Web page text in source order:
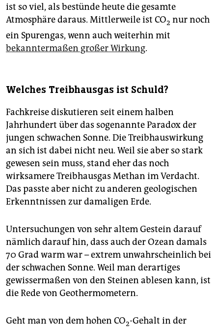
ist so viel, als bestünde heute die gesamte
Atmosphäre daraus. Mittlerweile ist CO2 nur noch
ein Spurengas, wenn auch weiterhin mit
bekanntermaßen großer Wirkung.
Welches Treibhausgas ist Schuld?
Fachkreise diskutieren seit einem halben
Jahrhundert über das sogenannte Paradox der
jungen schwachen Sonne. Die Treibhauswirkung
an sich ist dabei nicht neu. Weil sie aber so stark
gewesen sein muss, stand eher das noch
wirksamere Treibhausgas Methan im Verdacht.
Das passte aber nicht zu anderen geologischen
Erkenntnissen zur damaligen Erde.
Untersuchungen von sehr altem Gestein darauf
nämlich darauf hin, dass auch der Ozean damals
70 Grad warm war – extrem unwahrscheinlich bei
der schwachen Sonne. Weil man derartiges
gewissermaßen von den Steinen ablesen kann, ist
die Rede von Geothermometern.
Geht man von dem hohen CO2-Gehalt in der